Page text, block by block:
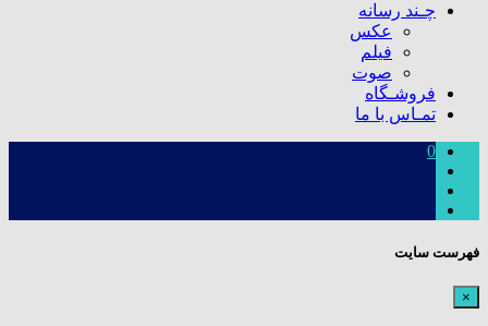
چـند رسانه
عکس
فیلم
صوت
فروشـگاه
تمـاس با ما
0
فهرست سایت
×